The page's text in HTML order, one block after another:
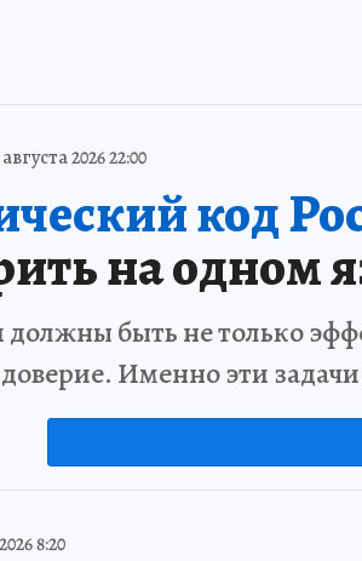
2026 22:00
код
на одном
должны быть не только
Именно эти
8:20